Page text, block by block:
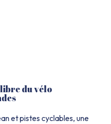
du vélo
et pistes cyclables, une